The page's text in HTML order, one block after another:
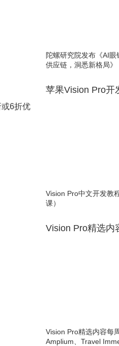
6折优
陀螺研究院发布《AI
供应链，洞悉新格局》
苹果Vision Pro开
Vision Pro中文开发教
课）
Vision Pro精选内
Vision Pro精选内容每
Amplium、Travel